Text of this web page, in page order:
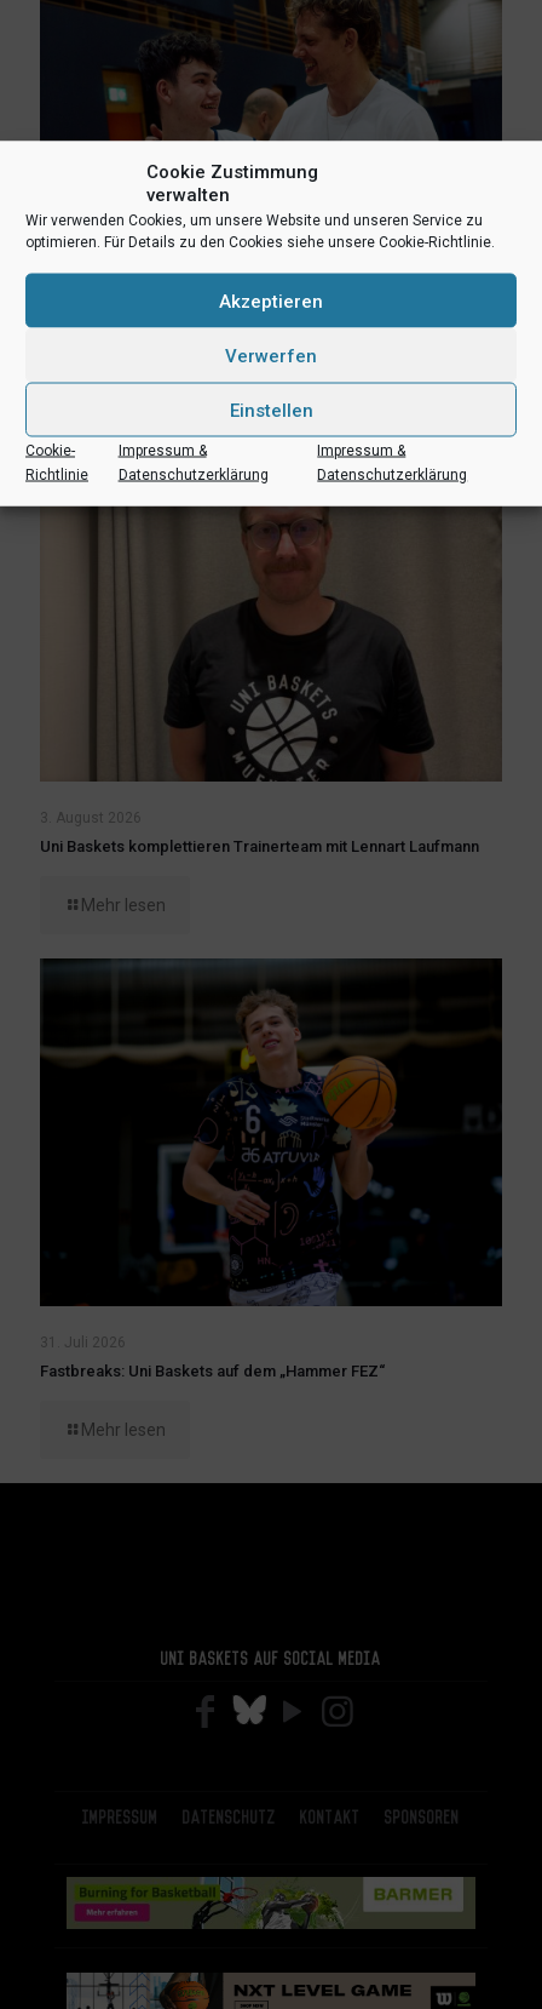
Cookie Zustimmung
verwalten
Wir verwenden Cookies, um unsere Website und unseren Service zu
optimieren. Für Details zu den Cookies siehe unsere Cookie-Richtlinie.
Akzeptieren
Verwerfen
Einstellen
Cookie-
Richtlinie
Impressum &
Datenschutzerklärung
Impressum &
Datenschutzerklärung
6. August 2026
Lukas Freitag, Heikki Humpert und Leonard Dertmann im
Mehr lesen
3. August 2026
Uni Baskets komplettieren Trainerteam mit Lennart Laufmann
Mehr lesen
31. Juli 2026
Fastbreaks: Uni Baskets auf dem „Hammer FEZ“
Mehr lesen
Uni Baskets auf Social Media
Impressum Datenschutz Kontakt Sponsoren